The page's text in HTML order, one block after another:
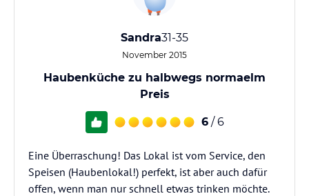
Sandra31-35
November 2015
Haubenküche zu halbwegs normaelm
Preis
6 / 6
Eine Überraschung! Das Lokal ist vom Service, den
Speisen (Haubenlokal!) perfekt, ist aber auch dafür
offen, wenn man nur schnell etwas trinken möchte.